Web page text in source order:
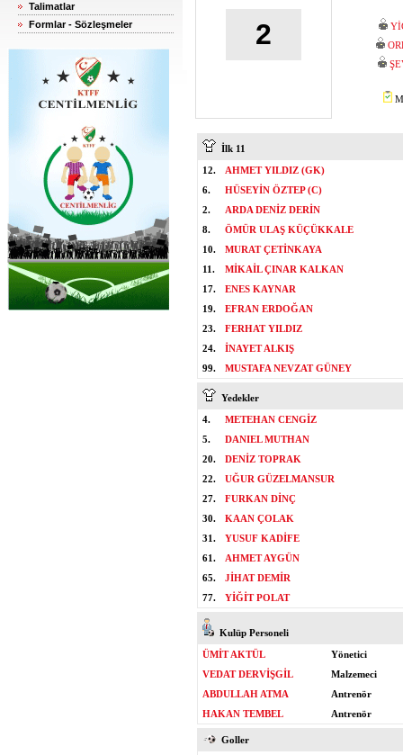
Talimatlar
Formlar - Sözleşmeler
2
İlk 11
12.
AHMET YILDIZ (GK)
6.
HÜSEYİN ÖZTEP (C)
2.
ARDA DENİZ DERİN
8.
ÖMÜR ULAŞ KÜÇÜKKALE
10.
MURAT ÇETİNKAYA
11.
MİKAİL ÇINAR KALKAN
17.
ENES KAYNAR
19.
EFRAN ERDOĞAN
23.
FERHAT YILDIZ
24.
İNAYET ALKIŞ
99.
MUSTAFA NEVZAT GÜNEY
Yedekler
4.
METEHAN CENGİZ
5.
DANIEL MUTHAN
20.
DENİZ TOPRAK
22.
UĞUR GÜZELMANSUR
27.
FURKAN DİNÇ
30.
KAAN ÇOLAK
31.
YUSUF KADİFE
61.
AHMET AYGÜN
65.
JİHAT DEMİR
77.
YİĞİT POLAT
Kulüp Personeli
ÜMİT AKTÜL
Yönetici
VEDAT DERVİŞGİL
Malzemeci
ABDULLAH ATMA
Antrenör
HAKAN TEMBEL
Antrenör
Goller